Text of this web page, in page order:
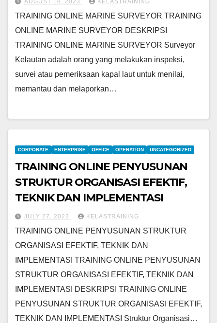
AUGUST 18, 2023 KELASTRAINING
TRAINING ONLINE MARINE SURVEYOR TRAINING
ONLINE MARINE SURVEYOR DESKRIPSI
TRAINING ONLINE MARINE SURVEYOR Surveyor
Kelautan adalah orang yang melakukan inspeksi,
survei atau pemeriksaan kapal laut untuk menilai,
memantau dan melaporkan…
CORPORATE ENTERPRISE OFFICE OPERATION UNCATEGORIZED
TRAINING ONLINE PENYUSUNAN
STRUKTUR ORGANISASI EFEKTIF,
TEKNIK DAN IMPLEMENTASI
JULY 27, 2023 KELASTRAINING
TRAINING ONLINE PENYUSUNAN STRUKTUR
ORGANISASI EFEKTIF, TEKNIK DAN
IMPLEMENTASI TRAINING ONLINE PENYUSUNAN
STRUKTUR ORGANISASI EFEKTIF, TEKNIK DAN
IMPLEMENTASI DESKRIPSI TRAINING ONLINE
PENYUSUNAN STRUKTUR ORGANISASI EFEKTIF,
TEKNIK DAN IMPLEMENTASI Struktur Organisasi…